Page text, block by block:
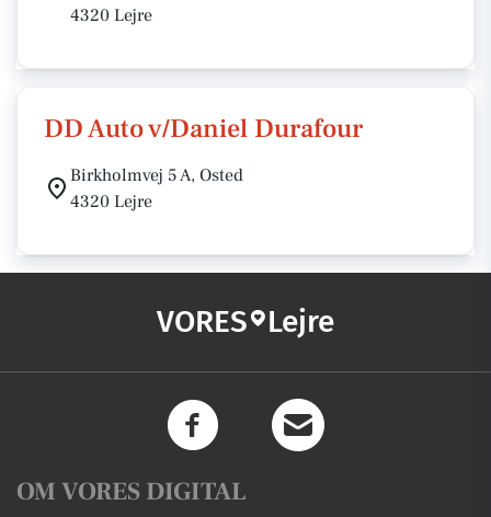
4320 Lejre
DD Auto v/Daniel Durafour
Birkholmvej 5 A, Osted
4320 Lejre
VORES Lejre
OM VORES DIGITAL